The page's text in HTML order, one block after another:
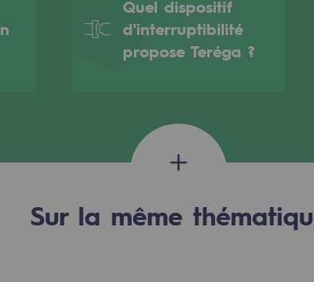
Quel dispositif
d'interruptibilité
propose Teréga ?
Sur la même